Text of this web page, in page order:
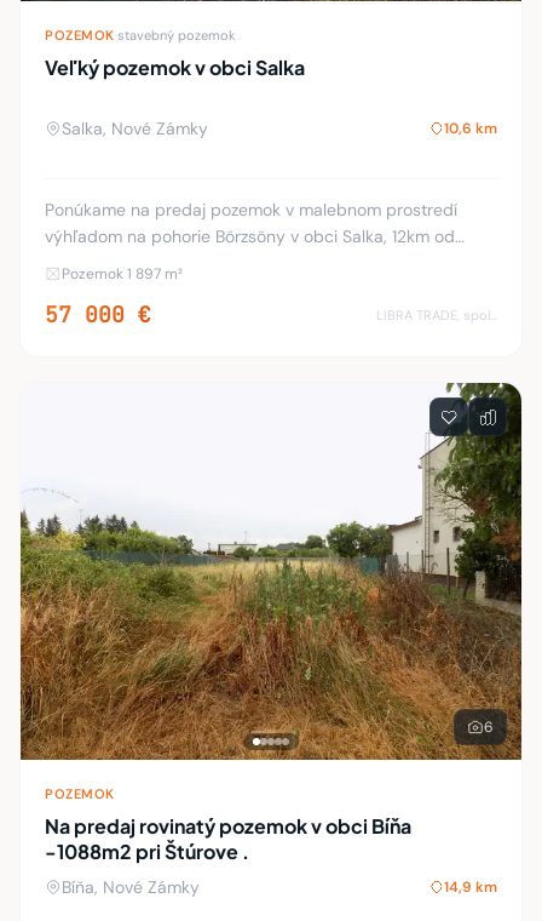
POZEMOK stavebný pozemok
Veľký pozemok v obci Salka
Salka, Nové Zámky 10,6 km
Ponúkame na predaj pozemok v malebnom prostredí
výhľadom na pohorie Börzsöny v obci Salka, 12km od
Štúrova. Plocha pozemku 1897m2 ktorá sa skladá z dvoch
Pozemok 1 897 m²
57 000 € LIBRA TRADE, spol.s.r.o.
6
POZEMOK
Na predaj rovinatý pozemok v obci Bíňa
-1088m2 pri Štúrove .
Bíňa, Nové Zámky 14,9 km